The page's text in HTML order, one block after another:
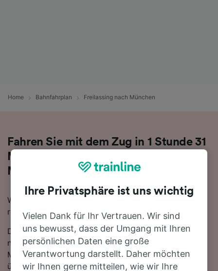
Home Bahnfahrplan Freilassing nach München
Fahren Sie mit dem Zug in 1 Stunde 31
Minuten von Freilassing nach
München
Wenn Sie mit dem Zug von Freilassing nach München
reisen möchten, sind Sie hier genau richtig.
Die schnellste Reisezeit für die Fahrt von Freilassing
nach München mit dem Zug beträgt 1 Stunde 31
Minuten. In der Regel fahren auf dieser Route, die sich
über 111 km erstreckt, etwa 41 Züge am Tag. Sobald
Ihre Privatsphäre ist uns wichtig
Vielen Dank für Ihr Vertrauen. Wir sind
uns bewusst, dass der Umgang mit Ihren
persönlichen Daten eine große
Verantwortung darstellt. Daher möchten
wir Ihnen gerne mitteilen, wie wir Ihre